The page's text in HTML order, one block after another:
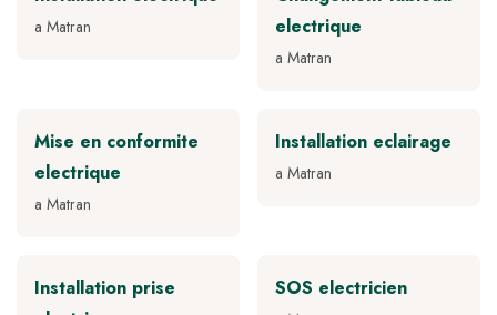
a Matran
electrique
a Matran
Mise en conformite
electrique
a Matran
Installation eclairage
a Matran
Installation prise
SOS electricien